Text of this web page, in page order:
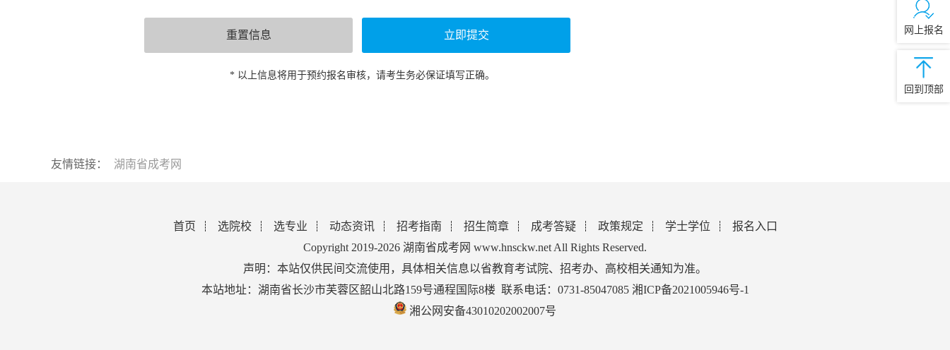
* 以上信息将用于预约报名审核，请考生务必保证填写正确。
友情链接： 湖南省成考网
首页 选院校 选专业 动态资讯 招考指南 招生简章 成考答疑 政策规定 学士学位
报名入口
Copyright 2019-2026 湖南省成考网 www.hnsckw.net All Rights Reserved.
声明：本站仅供民间交流使用，具体相关信息以省教育考试院、招考办、高校相关通知为准。
本站地址：湖南省长沙市芙蓉区韶山北路159号通程国际8楼 联系电话：0731-85047085 湘ICP备2021005946号-1
湘公网安备43010202002007号
网上报名
回到顶部